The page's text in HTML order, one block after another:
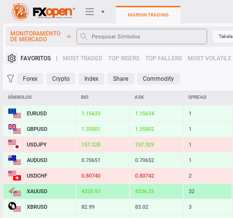
Plataformas de negociação
Heatmap
MARGIN TRADING
MONITORAMENTO
DE MERCADO
Tabela
FAVORITOS MOST TRADED TOP RISERS TOP FALLERS MOST VOLATILE
Forex Crypto Index Share Commodity
SÍMBOLOS BID ASK SPREAD
EURUSD 1.15633 1.15634 1
GBPUSD 1.35001 1.35002 1
USDJPY 157.328 157.329 1
AUDUSD 0.70651 0.70652 1
USDCHF 0.80740 0.80742 2
XAUUSD 4335.93 4336.25 32
XBRUSD 82.99 83.02 3